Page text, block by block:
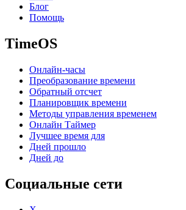
Блог
Помощь
TimeOS
Онлайн-часы
Преобразование времени
Обратный отсчет
Планировщик времени
Методы управления временем
Онлайн Таймер
Лучшее время для
Дней прошло
Дней до
Социальные сети